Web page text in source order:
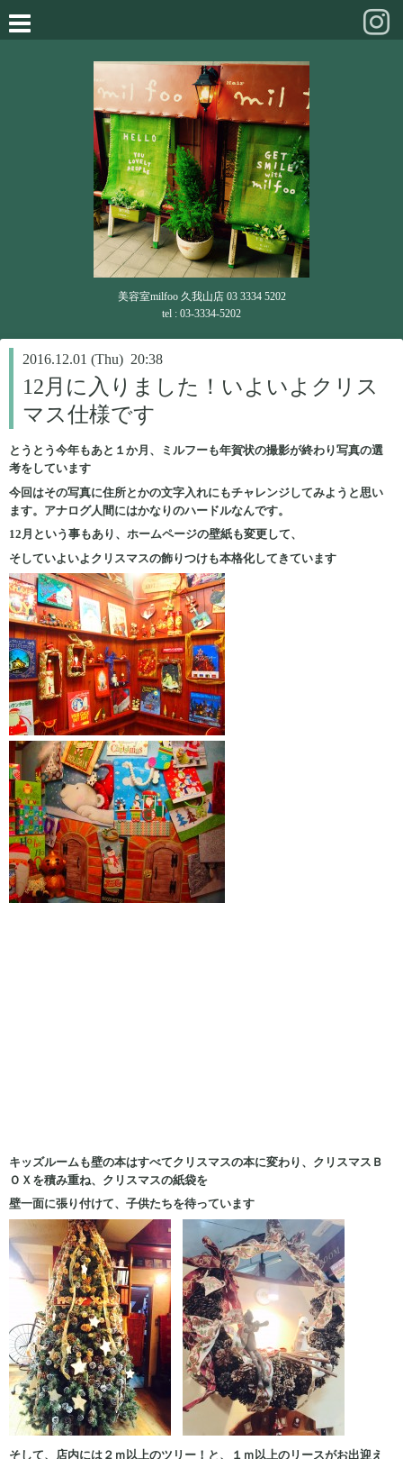
美容室milfoo 久我山店 03 3334 5202
tel : 03-3334-5202
2016.12.01 (Thu) 20:38
12月に入りました！いよいよクリス
マス仕様です
とうとう今年もあと１か月、ミルフーも年賀状の撮影が終わり写真の選
考をしています
今回はその写真に住所とかの文字入れにもチャレンジしてみようと思い
ます。アナログ人間にはかなりのハードルなんです。
12月という事もあり、ホームページの壁紙も変更して、
そしていよいよクリスマスの飾りつけも本格化してきています
キッズルームも壁の本はすべてクリスマスの本に変わり、クリスマスＢ
ＯＸを積み重ね、クリスマスの紙袋を
壁一面に張り付けて、子供たちを待っています
そして、店内には２ｍ以上のツリー！と、１ｍ以上のリースがお出迎え